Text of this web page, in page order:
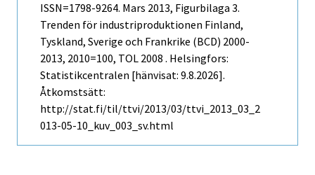
ISSN=1798-9264. Mars 2013, Figurbilaga 3.
Trenden för industriproduktionen Finland,
Tyskland, Sverige och Frankrike (BCD) 2000-
2013, 2010=100, TOL 2008 . Helsingfors:
Statistikcentralen [hänvisat: 9.8.2026].
Åtkomstsätt:
http://stat.fi/til/ttvi/2013/03/ttvi_2013_03_2
013-05-10_kuv_003_sv.html